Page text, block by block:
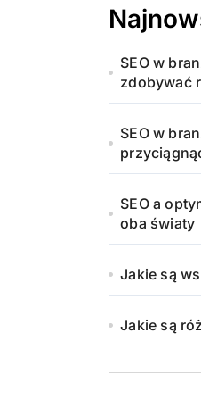
SEO w
zdobywać
SEO w
SEO a
oba światy
Jakie są
Jakie są